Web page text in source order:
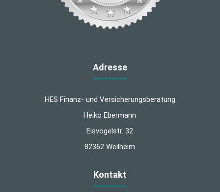
Adresse
HES Finanz- und Versicherungsberatung
Heiko Ebermann
Eisvogelstr. 32
82362 Weilheim
Kontakt